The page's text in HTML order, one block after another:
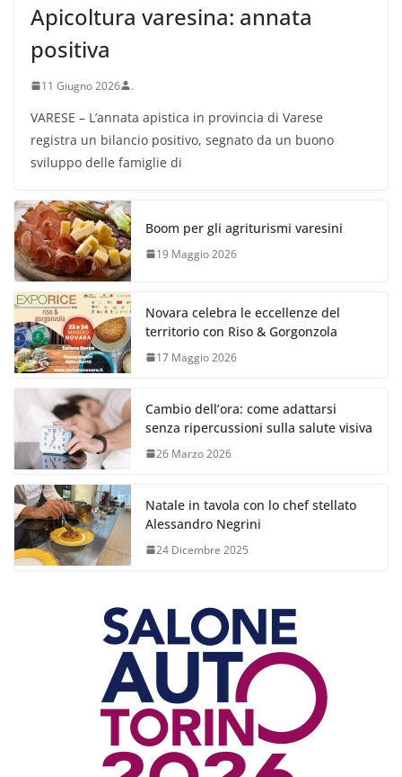
Apicoltura varesina: annata
positiva
11 Giugno 2026 .
VARESE – L’annata apistica in provincia di Varese
registra un bilancio positivo, segnato da un buono
sviluppo delle famiglie di
Boom per gli agriturismi varesini
19 Maggio 2026
Novara celebra le eccellenze del
territorio con Riso & Gorgonzola
17 Maggio 2026
Cambio dell’ora: come adattarsi
senza ripercussioni sulla salute visiva
26 Marzo 2026
Natale in tavola con lo chef stellato
Alessandro Negrini
24 Dicembre 2025